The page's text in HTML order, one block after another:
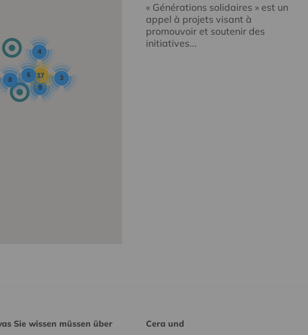
9
17
8
4
6 3
« Générations solidaires » est un
appel à projets visant à
promouvoir et soutenir des
initiatives...
Sie wissen müssen über Cera und